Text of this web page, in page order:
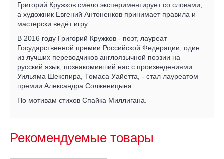
Григорий Кружков смело экспериментирует со словами,
а художник Евгений Антоненков принимает правила и
мастерски ведёт игру.
В 2016 году Григорий Кружков - поэт, лауреат
Государственной премии Российской Федерации, один
из лучших переводчиков англоязычной поэзии на
русский язык, познакомивший нас с произведениями
Уильяма Шекспира, Томаса Уайетта, - стал лауреатом
премии Александра Солженицына.
По мотивам стихов Спайка Миллигана.
Рекомендуемые товары